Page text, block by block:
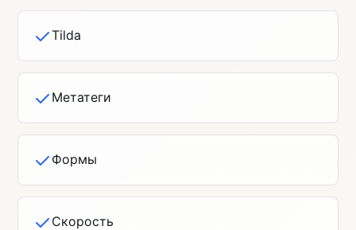
Tilda
Метатеги
Формы
Скорость